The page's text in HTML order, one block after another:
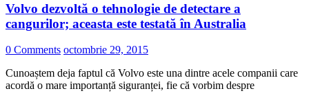
Volvo dezvoltă o tehnologie de detectare a
cangurilor; aceasta este testată în Australia
0 Comments octombrie 29, 2015
Cunoaștem deja faptul că Volvo este una dintre acele companii care
acordă o mare importanță siguranței, fie că vorbim despre